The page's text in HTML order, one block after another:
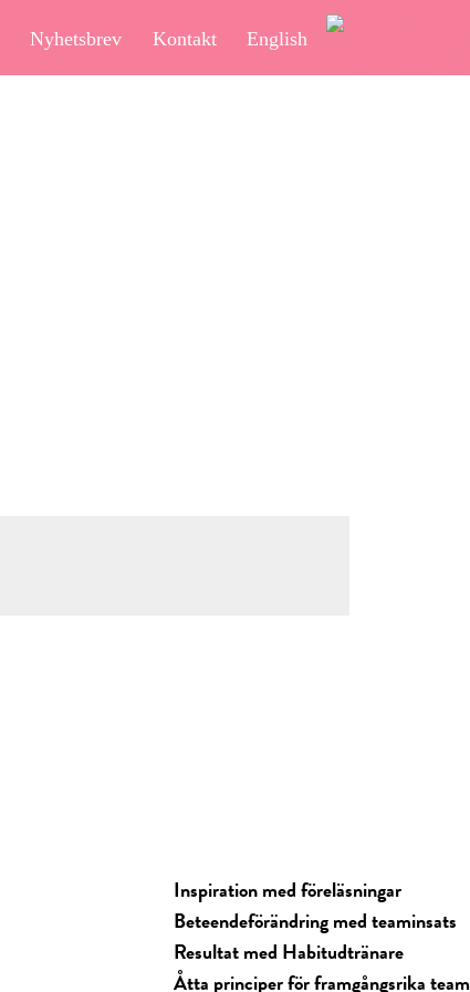
Nyhetsbrev Kontakt English
Inspiration med föreläsningar
Beteendeförändring med teaminsats
Resultat med Habitudtränare
Åtta principer för framgångsrika team